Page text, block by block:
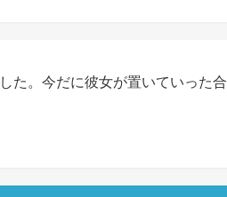
た。今だに彼女が置いていった